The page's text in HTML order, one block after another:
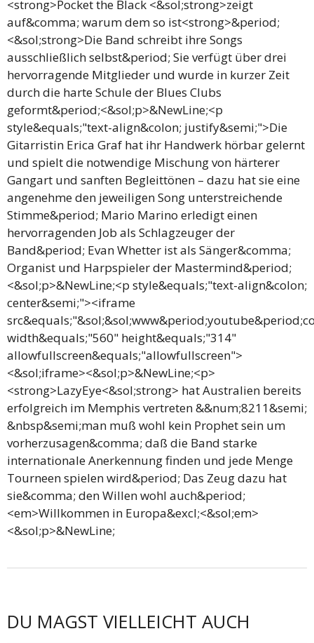
<strong>Pocket the Black <&sol;strong>zeigt
auf&comma; warum dem so ist<strong>&period;
<&sol;strong>Die Band schreibt ihre Songs
ausschließlich selbst&period; Sie verfügt über drei
hervorragende Mitglieder und wurde in kurzer Zeit
durch die harte Schule der Blues Clubs
geformt&period;<&sol;p>&NewLine;<p
style&equals;"text-align&colon; justify&semi;">Die
Gitarristin Erica Graf hat ihr Handwerk hörbar gelernt
und spielt die notwendige Mischung von härterer
Gangart und sanften Begleittönen – dazu hat sie eine
angenehme den jeweiligen Song unterstreichende
Stimme&period; Mario Marino erledigt einen
hervorragenden Job als Schlagzeuger der
Band&period; Evan Whetter ist als Sänger&comma;
Organist und Harpspieler der Mastermind&period;
<&sol;p>&NewLine;<p style&equals;"text-align&colon;
center&semi;"><iframe
width&equals;"560" height&equals;"314"
allowfullscreen&equals;"allowfullscreen">
<&sol;iframe><&sol;p>&NewLine;<p>
<strong>LazyEye<&sol;strong> hat Australien bereits
erfolgreich im Memphis vertreten &&num;8211&semi;
&nbsp&semi;man muß wohl kein Prophet sein um
vorherzusagen&comma; daß die Band starke
internationale Anerkennung finden und jede Menge
Tourneen spielen wird&period; Das Zeug dazu hat
sie&comma; den Willen wohl auch&period;
<em>Willkommen in Europa&excl;<&sol;em>
<&sol;p>&NewLine;
DU MAGST VIELLEICHT AUCH